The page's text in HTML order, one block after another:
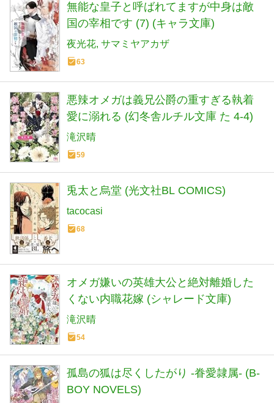
無能な皇子と呼ばれてますが中身は敵
国の宰相です (7) (キャラ文庫)
夜光花 サマミヤアカザ
63
悪辣オメガは義兄公爵の重すぎる執着
愛に溺れる (幻冬舎ルチル文庫 た 4-4)
滝沢晴
59
兎太と烏堂 (光文社BL COMICS)
tacocasi
68
オメガ嫌いの英雄大公と絶対離婚した
くない内職花嫁 (シャレード文庫)
滝沢晴
54
孤島の狐は尽くしたがり -眷愛隷属- (B-
BOY NOVELS)